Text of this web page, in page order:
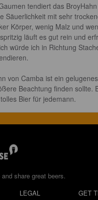
tendiert das
Säuerlichkeit mit sehr
Körper, wenig Malz und
läuft es gut rein und
würde ich in Richtung
von Camba ist ein
Beachtung finden sollte.
Bier für jedemann.
share great beers.
LEGAL GET